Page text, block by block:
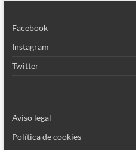
Facebook
Instagram
Twitter
Aviso legal
Política de cookies